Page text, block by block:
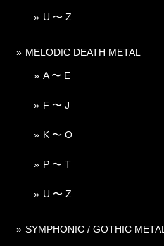
U 〜 Z
MELODIC DEATH METAL
A 〜 E
F 〜 J
K 〜 O
P 〜 T
U 〜 Z
SYMPHONIC / GOTHIC METAL